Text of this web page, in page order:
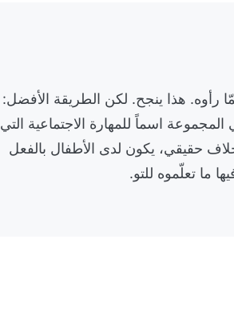
رأوه. هذا ينجح. لكن الطريقة الأفضل:
اسماً للمهارة الاجتماعية التي
حقيقي، يكون لدى الأطفال بالفعل
ما تعلّموه للتو.